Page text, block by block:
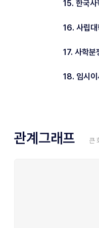
15. 한국사
16. 사립대
17. 사학분
18. 임시이
관계그래프 큰